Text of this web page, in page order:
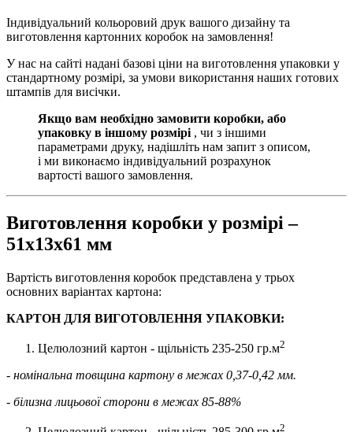
Індивідуальний кольоровий друк вашого дизайну та
виготовлення картонних коробок на замовлення!
У нас на сайті надані базові ціни на виготовлення упаковки у
стандартному розмірі, за умови використання наших готових
штампів для висічки.
Якщо вам необхідно замовити коробки, або
упаковку в іншому розмірі , чи з іншими
параметрами друку, надішліть нам запит з описом,
і ми виконаємо індивідуальний розрахунок
вартості вашого замовлення.
Виготовлення коробки у розмірі –
51х13х61 мм
Вартість виготовлення коробок представлена у трьох
основних варіантах картона:
КАРТОН ДЛЯ ВИГОТОВЛЕННЯ УПАКОВКИ:
Целюлозний картон - щільність 235-250 гр.м2
- номінальна товщина картону в межах 0,37-0,42 мм.
- білизна лицьової сторони в межах 85-88%
2